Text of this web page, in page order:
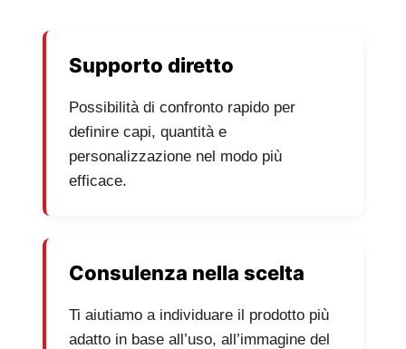
Supporto diretto
Possibilità di confronto rapido per
definire capi, quantità e
personalizzazione nel modo più
efficace.
Consulenza nella scelta
Ti aiutiamo a individuare il prodotto più
adatto in base all’uso, all’immagine del